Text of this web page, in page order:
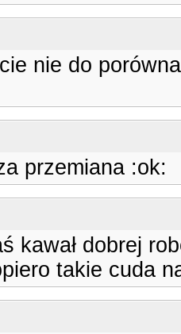
nie do
przemiana :ok:
kawał dobrej
takie cuda